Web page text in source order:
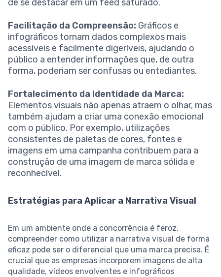
de se destacar em um feed saturado.
Facilitação da Compreensão: Gráficos e
infográficos tornam dados complexos mais
acessíveis e facilmente digeríveis, ajudando o
público a entender informações que, de outra
forma, poderiam ser confusas ou entediantes.
Fortalecimento da Identidade da Marca:
Elementos visuais não apenas atraem o olhar, mas
também ajudam a criar uma conexão emocional
com o público. Por exemplo, utilizações
consistentes de paletas de cores, fontes e
imagens em uma campanha contribuem para a
construção de uma imagem de marca sólida e
reconhecível.
Estratégias para Aplicar a Narrativa Visual
Em um ambiente onde a concorrência é feroz,
compreender como utilizar a narrativa visual de forma
eficaz pode ser o diferencial que uma marca precisa. É
crucial que as empresas incorporem imagens de alta
qualidade, vídeos envolventes e infográficos